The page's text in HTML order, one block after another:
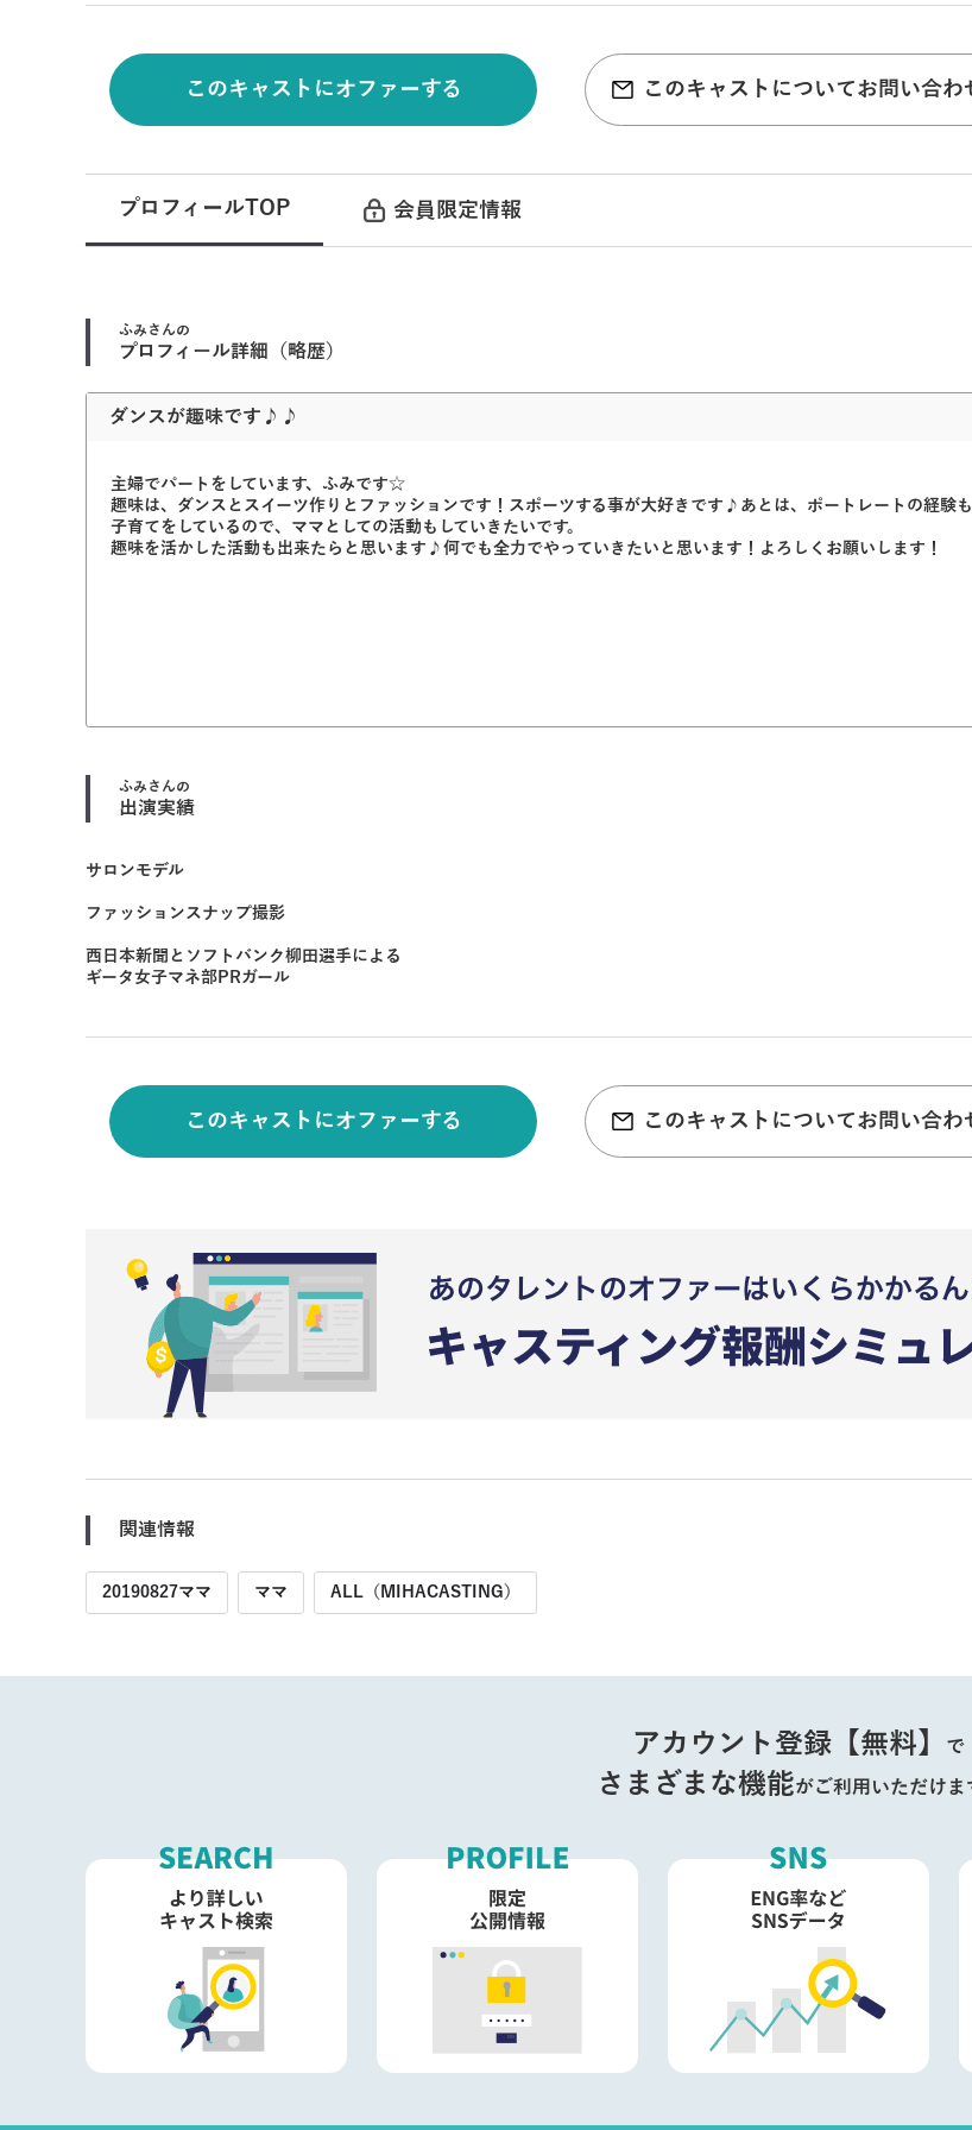
このキャストにオファーする このキャストについてお問い合わ
プロフィールTOP 会員限定情報
ふみさんの
プロフィール詳細（略歴）
ダンスが趣味です♪♪
主婦でパートをしています、ふみです☆
趣味は、ダンスとスイーツ作りとファッションです！スポーツする事が大好きです♪あとは、ポートレートの経験
子育てをしているので、ママとしての活動もしていきたいです。
趣味を活かした活動も出来たらと思います♪何でも全力でやっていきたいと思います！よろしくお願いします！
ふみさんの
出演実績
サロンモデル
ファッションスナップ撮影
西日本新聞とソフトバンク柳田選手による
ギータ女子マネ部PRガール
このキャストにオファーする このキャストについてお問い合わ
関連情報
20190827ママ ママ ALL（MIHACASTING）
アカウント登録【無料】 で
さまざまな機能がご利用いただけま